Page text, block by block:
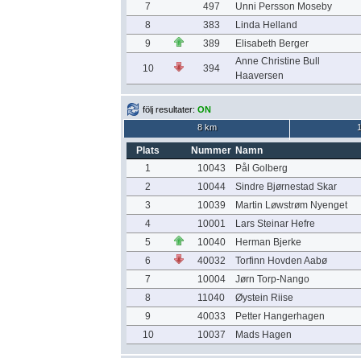
7
497
Unni Persson Moseby
8
383
Linda Helland
9
389 Elisabeth Berger
10 394
Anne Christine Bull
Haaversen
följ resultater: ON
8 km
Plats Nummer Namn
1
10043
Pål Golberg
2
10044
Sindre Bjørnestad Skar
3
10039
Martin Løwstrøm Nyenget
4
10001
Lars Steinar Hefre
5
10040
Herman Bjerke
6
40032
Torfinn Hovden Aabø
7
10004
Jørn Torp-Nango
8
11040
Øystein Riise
9
40033
Petter Hangerhagen
10
10037 Mads Hagen